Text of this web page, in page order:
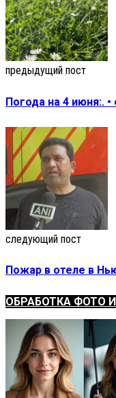
предыдущий пост
Погода на 4 июня:.
следующий пост
Пожар в отеле в
ОБРАБОТКА ФОТО